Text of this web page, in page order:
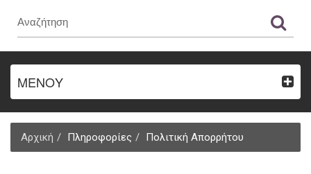
ΜΕΝΟΥ
Αρχική Πληροφορίες Πολιτική Απορρήτου